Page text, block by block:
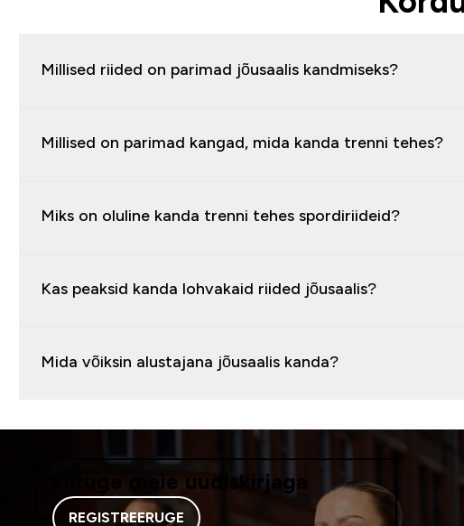
Millised riided on parimad jõusaalis kandmiseks?
Millised on parimad kangad, mida kanda trenni tehes?
Miks on oluline kanda trenni tehes spordiriideid?
Kas peaksid kanda lohvakaid riided jõusaalis?
Mida võiksin alustajana jõusaalis kanda?
Liituge meie uudiskirjaga
REGISTREERUGE